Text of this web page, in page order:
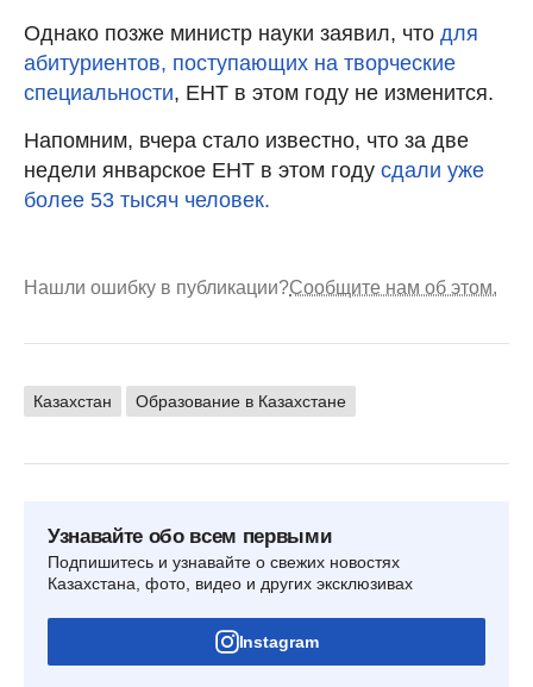
Однако позже министр науки заявил, что для
абитуриентов, поступающих на творческие
специальности, ЕНТ в этом году не изменится.
Напомним, вчера стало известно, что за две
недели январское ЕНТ в этом году сдали уже
более 53 тысяч человек.
Нашли ошибку в публикации?Сообщите нам об этом.
Казахстан Образование в Казахстане
Узнавайте обо всем первыми
Подпишитесь и узнавайте о свежих новостях
Казахстана, фото, видео и других эксклюзивах
Instagram